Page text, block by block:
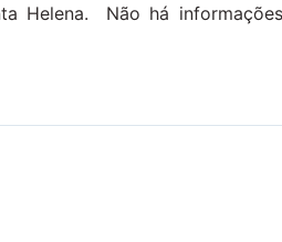
Helena. Não há